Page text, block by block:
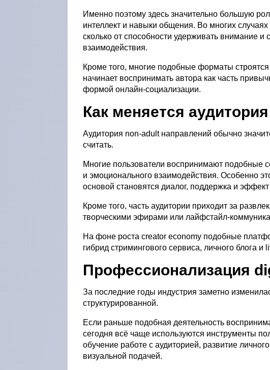
Именно поэтому здесь значительно большую
интеллект и навыки общения. Во многих
сколько от способности удерживать внимание
взаимодействия.
Кроме того, многие подобные форматы строятся
начинает воспринимать автора как часть
формой онлайн-социализации.
Как меняется
Аудитория non-adult направлений обычно
считать.
Многие пользователи воспринимают подобные
и эмоционального взаимодействия. Особенно
основой становятся диалог, поддержка и
Кроме того, часть аудитории приходит за
творческими эфирами или лайфстайл-
На фоне роста creator economy подобные
гибрид стримингового сервиса, личного блога и
Профессионализация
За последние годы индустрия заметно
структурированной.
Если раньше подобная деятельность
сегодня всё чаще используются инструменты
обучение работе с аудиторией, развитие
визуальной подачей.